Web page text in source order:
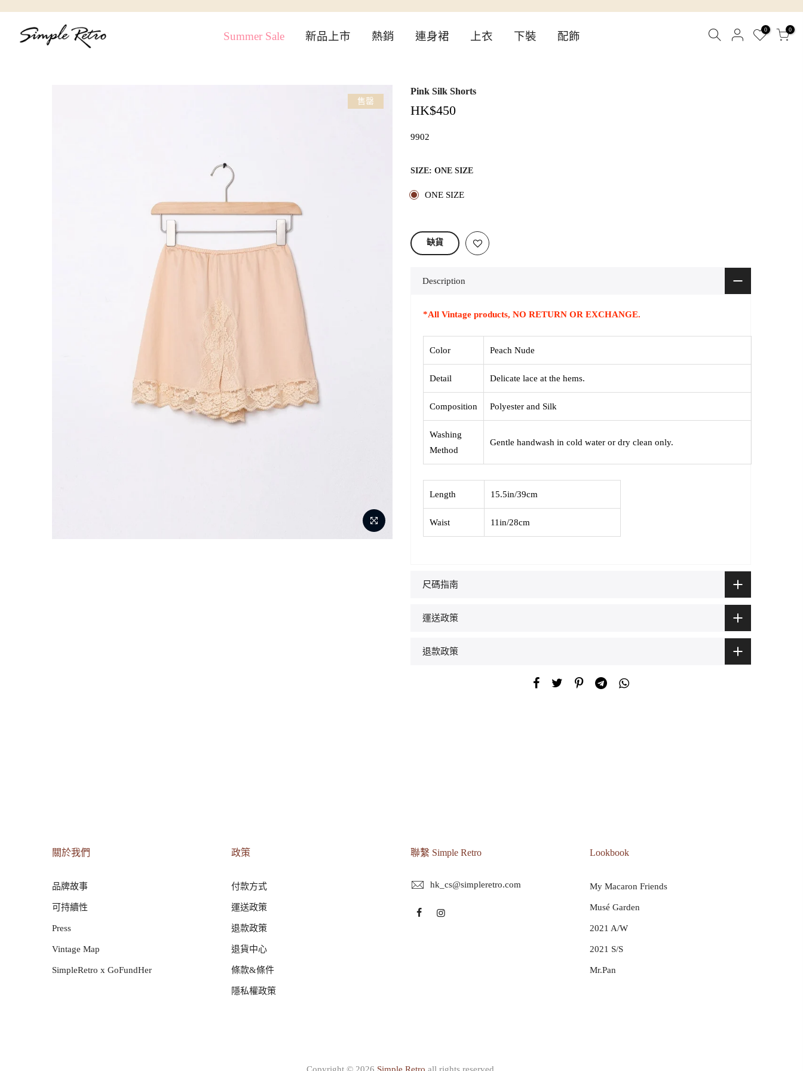
Summer Sale 新品上市 熱銷 連身裙 上衣 下裝 配飾
0 0
售罄
Pink Silk Shorts
HK$450
9902
SIZE: ONE SIZE
ONE SIZE
缺貨
Description
*All Vintage products, NO RETURN OR EXCHANGE.
Color Peach Nude
Detail Delicate lace at the hems.
Composition Polyester and Silk
Washing
Method
Gentle handwash in cold water or dry clean only.
Length 15.5in/39cm
Waist 11in/28cm
尺碼指南
運送政策
退款政策
關於我們
品牌故事
可持續性
Press
Vintage Map
SimpleRetro x GoFundHer
政策
付款方式
運送政策
退款政策
退貨中心
條款&條件
隱私權政策
聯繫 Simple Retro
hk_cs@simpleretro.com
Lookbook
My Macaron Friends
Musé Garden
2021 A/W
2021 S/S
Mr.Pan
Copyright © 2026 Simple Retro all rights reserved.